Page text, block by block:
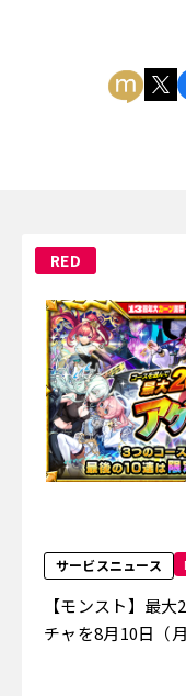
RED
サービスニュース
【モンスト】最
チャを8月10日（